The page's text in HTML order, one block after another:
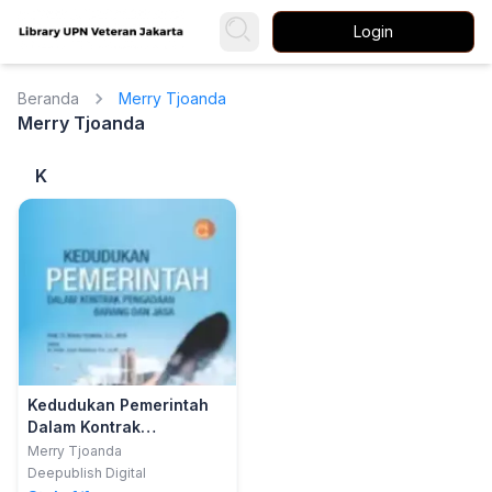
Login
Beranda Merry Tjoanda
Merry Tjoanda
K
Kedudukan Pemerintah
Dalam Kontrak
Pengadaan Barang Dan
Jasa
Merry Tjoanda
Deepublish Digital